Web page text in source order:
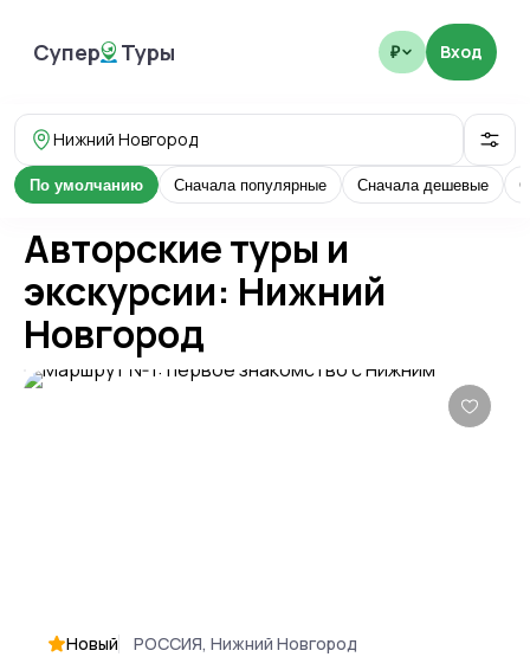
Супер Туры
SuperTours ₽ Вход
Нижний Новгород
По умолчанию Сначала популярные Сначала дешевые
Авторские туры и
экскурсии: Нижний
Новгород
Новый РОССИЯ, Нижний Новгород